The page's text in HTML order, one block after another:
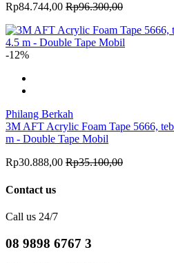
Rp84.744,00 Rp96.300,00
-12%
Philang Berkah
3M AFT Acrylic Foam Tape 5666,
m - Double Tape Mobil
Rp30.888,00 Rp35.100,00
Contact us
Call us 24/7
08 9898 6767 3